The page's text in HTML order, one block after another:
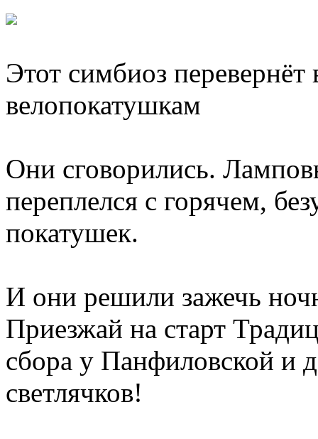
Этот симбиоз
велопокатушкам
Они сговорились.
переплелся с горячем,
покатушек.
И они решили зажечь
Приезжай на старт
сбора у Панфиловской и
светлячков!